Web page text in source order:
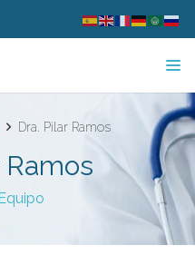
Dra. Pilar Ramos
Ramos